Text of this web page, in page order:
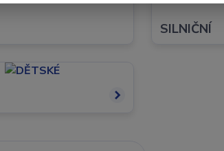
SILNIČNÍ